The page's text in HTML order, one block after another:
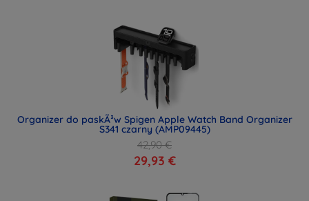
Organizer do paskÃ³w Spigen Apple Watch Band Organizer
S341 czarny (AMP09445)
42,90 €
29,93 €